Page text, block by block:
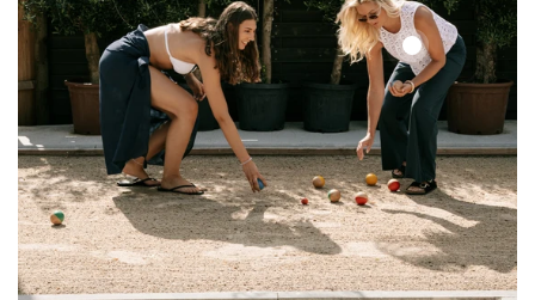
Lace
Top